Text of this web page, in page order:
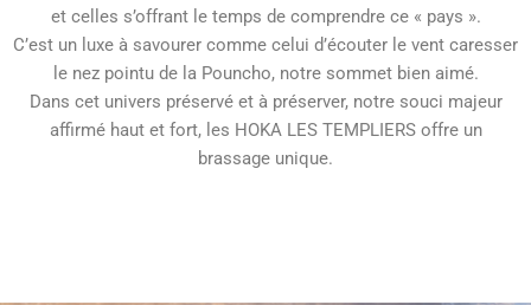
et celles s’offrant le temps de comprendre ce « pays ».
C’est un luxe à savourer comme celui d’écouter le vent caresser
le nez pointu de la Pouncho, notre sommet bien aimé.
Dans cet univers préservé et à préserver, notre souci majeur
affirmé haut et fort, les HOKA LES TEMPLIERS offre un
brassage unique.